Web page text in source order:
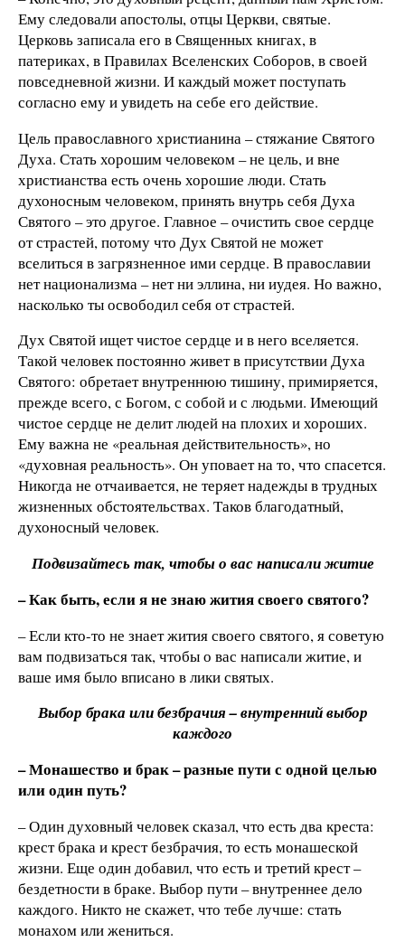
Ему следовали апостолы, отцы Церкви, святые.
Церковь записала его в Священных книгах, в
патериках, в Правилах Вселенских Соборов, в своей
повседневной жизни. И каждый может поступать
согласно ему и увидеть на себе его действие.
Цель православного христианина – стяжание Святого
Духа. Стать хорошим человеком – не цель, и вне
христианства есть очень хорошие люди. Стать
духоносным человеком, принять внутрь себя Духа
Святого – это другое. Главное – очистить свое сердце
от страстей, потому что Дух Святой не может
вселиться в загрязненное ими сердце. В православии
нет национализма – нет ни эллина, ни иудея. Но важно,
насколько ты освободил себя от страстей.
Дух Святой ищет чистое сердце и в него вселяется.
Такой человек постоянно живет в присутствии Духа
Святого: обретает внутреннюю тишину, примиряется,
прежде всего, с Богом, с собой и с людьми. Имеющий
чистое сердце не делит людей на плохих и хороших.
Ему важна не «реальная действительность», но
«духовная реальность». Он уповает на то, что спасется.
Никогда не отчаивается, не теряет надежды в трудных
жизненных обстоятельствах. Таков благодатный,
духоносный человек.
Подвизайтесь так, чтобы о вас написали житие
– Как быть, если я не знаю жития своего святого?
– Если кто-то не знает жития своего святого, я советую
вам подвизаться так, чтобы о вас написали житие, и
ваше имя было вписано в лики святых.
Выбор брака или безбрачия – внутренний выбор
каждого
– Монашество и брак – разные пути с одной целью
или один путь?
– Один духовный человек сказал, что есть два креста:
крест брака и крест безбрачия, то есть монашеской
жизни. Еще один добавил, что есть и третий крест –
бездетности в браке. Выбор пути – внутреннее дело
каждого. Никто не скажет, что тебе лучше: стать
монахом или жениться.